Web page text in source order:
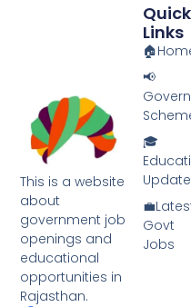
This is a website
about
government job
openings and
educational
opportunities in
Rajasthan.
Quick
Links
📢
🎓
Govt
Jobs